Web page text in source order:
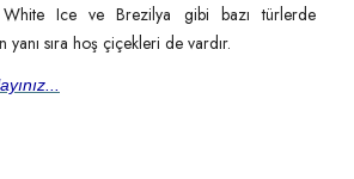
Ice ve Brezilya gibi bazı türlerde
yanı sıra hoş çiçekleri de vardır.